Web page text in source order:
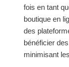
fois en tant
boutique en
des
bénéficier
minimisant